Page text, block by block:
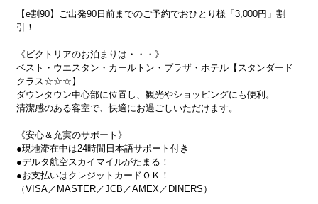
【e割90】ご出発90日前までのご予約でおひとり様「3,000円」割
引！
《ビクトリアのお泊まりは・・・》
ベスト・ウエスタン・カールトン・プラザ・ホテル【スタンダード
クラス☆☆☆】
ダウンタウン中心部に位置し、観光やショッピングにも便利。
清潔感のある客室で、快適にお過ごしいただけます。
《安心＆充実のサポート》
●現地滞在中は24時間日本語サポート付き
●デルタ航空スカイマイルがたまる！
●お支払いはクレジットカードＯＫ！
（VISA／MASTER／JCB／AMEX／DINERS）